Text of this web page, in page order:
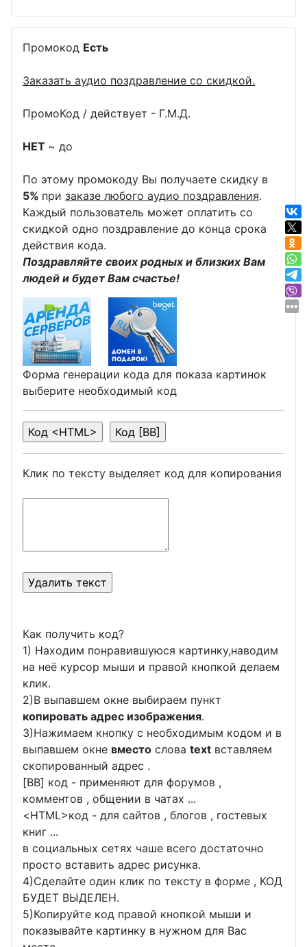
Промокод Есть
Заказать аудио поздравление со скидкой.
ПромоКод / действует - Г.М.Д.
НЕТ ~ до
По этому промокоду Вы получаете скидку в
5% при заказе любого аудио поздравления.
Каждый пользователь может оплатить со
скидкой одно поздравление до конца срока
действия кода.
Поздравляйте своих родных и близких Вам
людей и будет Вам счастье!
Форма генерации кода для показа картинок
выберите необходимый код
Клик по тексту выделяет код для копирования
Как получить код?
1) Находим понравившуюся картинку,наводим
на неё курсор мыши и правой кнопкой делаем
клик.
2)В выпавшем окне выбираем пункт
копировать адрес изображения.
3)Нажимаем кнопку с необходимым кодом и в
выпавшем окне вместо слова text вставляем
скопированный адрес .
[BB] код - применяют для форумов ,
комментов , общении в чатах ...
<HTML>код - для сайтов , блогов , гостевых
книг ...
в социальных сетях чаше всего достаточно
просто вставить адрес рисунка.
4)Сделайте один клик по тексту в форме , КОД
БУДЕТ ВЫДЕЛЕН.
5)Копируйте код правой кнопкой мыши и
показывайте картинку в нужном для Вас